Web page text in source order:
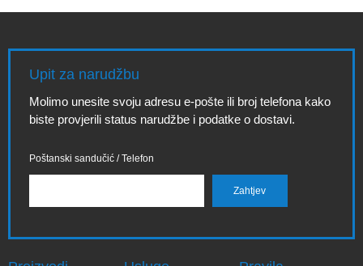
Upit za narudžbu
Molimo unesite svoju adresu e-pošte ili broj telefona kako
biste provjerili status narudžbe i podatke o dostavi.
Poštanski sandučić / Telefon